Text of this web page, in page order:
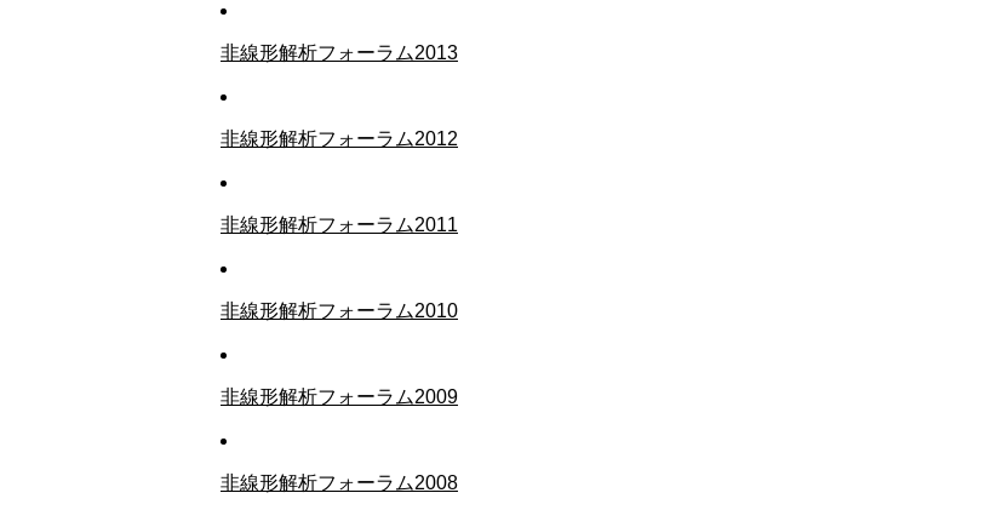
非線形解析フォーラム2013
非線形解析フォーラム2012
非線形解析フォーラム2011
非線形解析フォーラム2010
非線形解析フォーラム2009
非線形解析フォーラム2008